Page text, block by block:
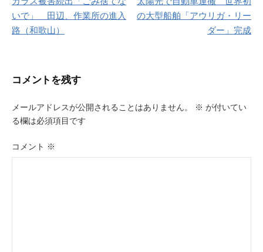
稿
ナ
シ
ン
いで」 田辺、作業所の進入
路（和歌山）
の大型船舶「アウリガ・リー
ダー」完成
コメントを残す
メールアドレスが公開されることはありません。 ※ が付いてい
る欄は必須項目です
コメント ※